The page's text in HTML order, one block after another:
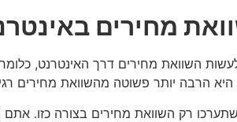
מחירים
השוואת מחירים דרך האינטרנט,
היא הרבה יותר פשוטה מהשוואת מחירים
רק השוואת מחירים בצורה כזו.